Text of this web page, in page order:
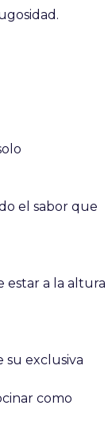
el sabor que
estar a la altura
su exclusiva
como